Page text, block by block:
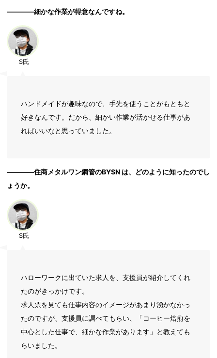
――――細かな作業が得意なんですね。
S氏
ハンドメイドが趣味なので、手先を使うことがもともと
好きなんです。だから、細かい作業が活かせる仕事があ
ればいいなと思っていました。
――――住商メタルワン鋼管のBYSN は、どのように知ったのでし
ょうか。
S氏
ハローワークに出ていた求人を、支援員が紹介してくれ
たのがきっかけです。
求人票を見ても仕事内容のイメージがあまり湧かなかっ
たのですが、支援員に調べてもらい、「コーヒー焙煎を
中心とした仕事で、細かな作業があります」と教えても
らいました。